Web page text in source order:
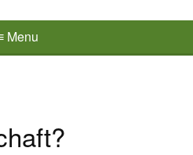
Menu